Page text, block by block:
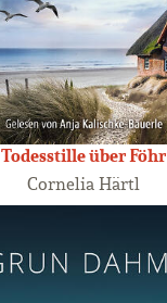
Todesstille über Föhr
Cornelia Härtl